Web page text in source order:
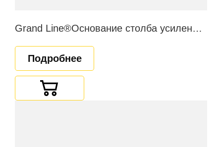
Grand Line®Основание столба усиленное косынками
Подробнее